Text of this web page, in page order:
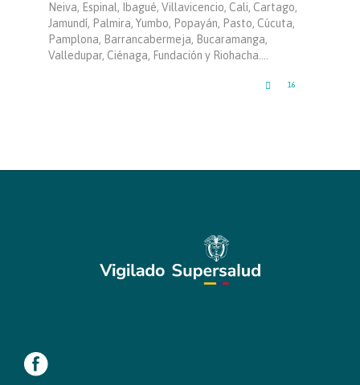
Neiva, Espinal, Ibagué, Villavicencio, Cali, Cartago,
Jamundí, Palmira, Yumbo, Popayán, Pasto, Cúcuta,
Pamplona, Barrancabermeja, Bucaramanga,
Valledupar, Ciénaga, Fundación y Riohacha….

LOVE
IT
16